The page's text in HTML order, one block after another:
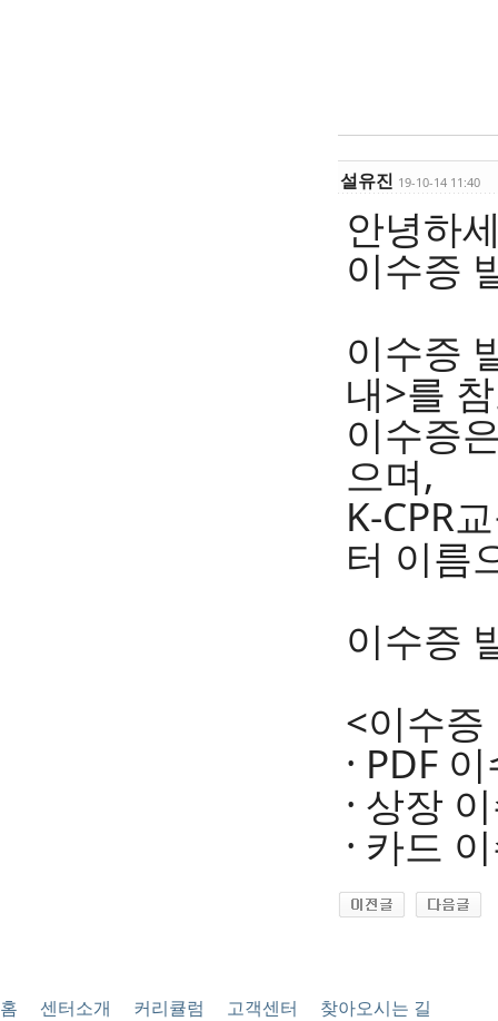
설유진 19-10-14 11:40
안녕하
이수증
이수증
내>를
이수증
으며,
K-CPR
터 이름
이수증
<이수
· PDF
· 상장
· 카드
홈 센터소개 커리큘럼 고객센터 찾아오시는 길